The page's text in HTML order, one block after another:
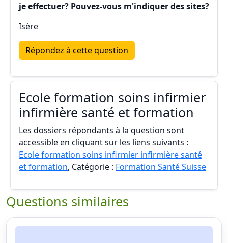
je effectuer? Pouvez-vous m'indiquer des sites?
Isère
Répondez à cette question
Ecole formation soins infirmier
infirmière santé et formation
Les dossiers répondants à la question sont
accessible en cliquant sur les liens suivants :
Ecole formation soins infirmier infirmière santé
et formation, Catégorie : Formation Santé Suisse
Questions similaires